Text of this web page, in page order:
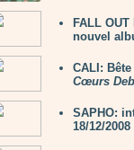
FALL
nouvel
CALI:
Cœurs
SAPHO:
18/12/2008